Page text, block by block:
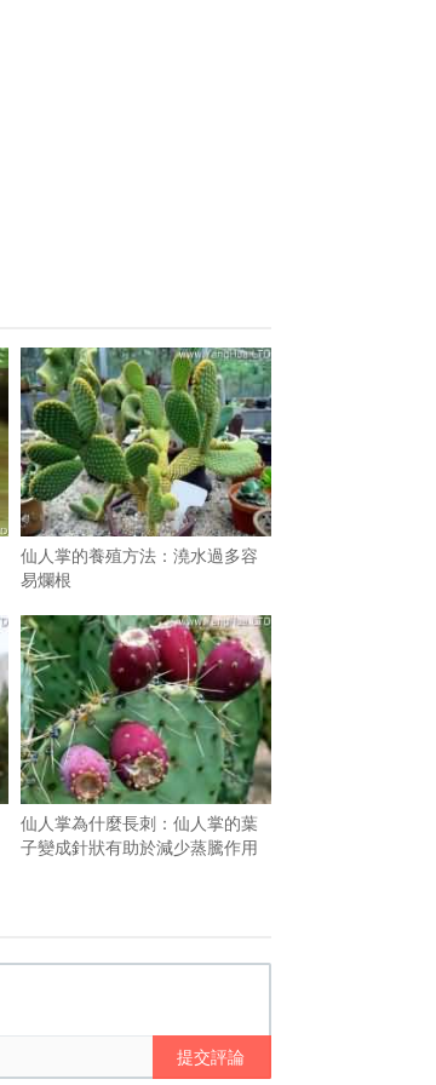
仙人掌的養殖方法：澆水過多容
易爛根
仙人掌為什麼長刺：仙人掌的葉
子變成針狀有助於減少蒸騰作用
提交評論